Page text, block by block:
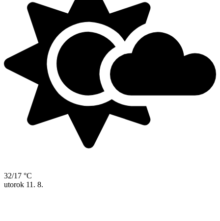
32/17 °C
utorok 11. 8.